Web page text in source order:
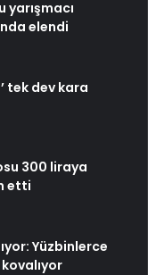
elendi
tek dev kara
300 liraya
etti
Yüzbinlerce